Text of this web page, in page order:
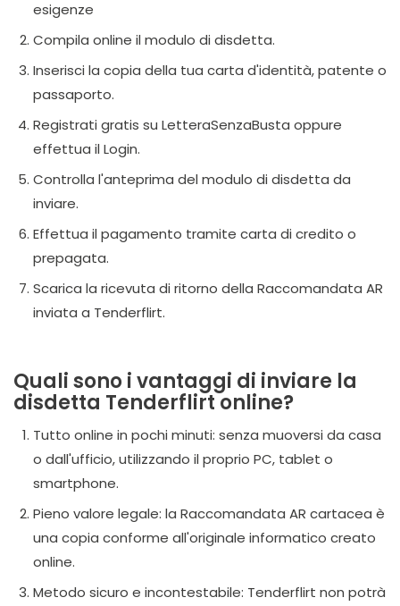
esigenze
Compila online il modulo di disdetta.
Inserisci la copia della tua carta d'identità, patente o
passaporto.
Registrati gratis su LetteraSenzaBusta oppure
effettua il Login.
Controlla l'anteprima del modulo di disdetta da
inviare.
Effettua il pagamento tramite carta di credito o
prepagata.
Scarica la ricevuta di ritorno della Raccomandata AR
inviata a Tenderflirt.
Quali sono i vantaggi di inviare la
disdetta Tenderflirt online?
Tutto online in pochi minuti: senza muoversi da casa
o dall'ufficio, utilizzando il proprio PC, tablet o
smartphone.
Pieno valore legale: la Raccomandata AR cartacea è
una copia conforme all'originale informatico creato
online.
Metodo sicuro e incontestabile: Tenderflirt non potrà